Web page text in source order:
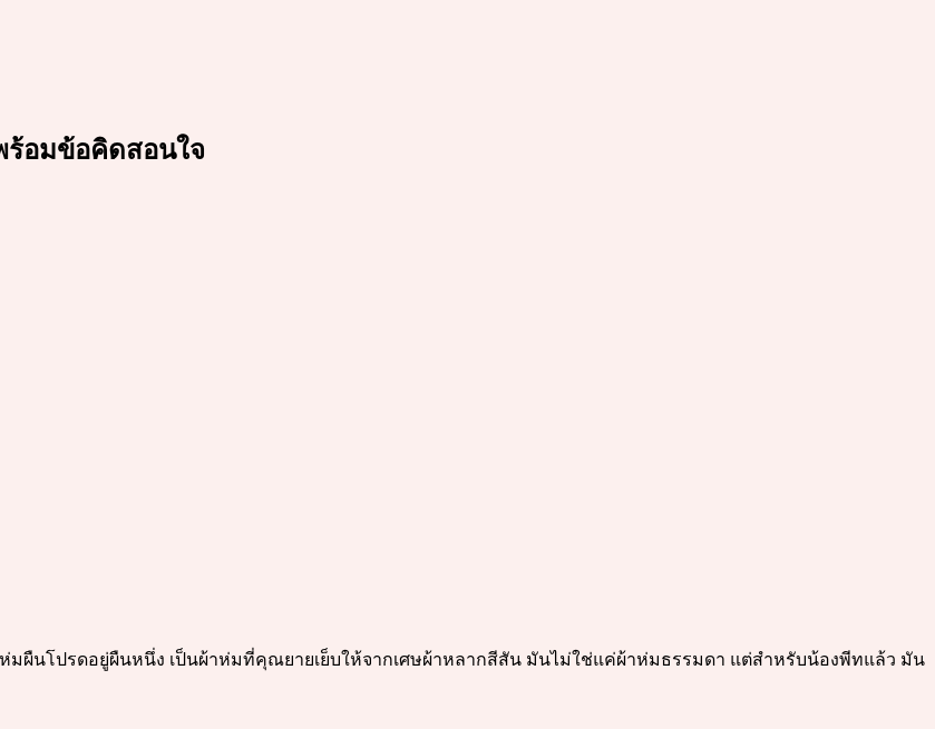
ร้อมข้อคิดสอนใจ
มผืนโปรดอยู่ผืนหนึ่ง เป็นผ้าห่มที่คุณยายเย็บให้จากเศษผ้าหลากสีสัน มันไม่ใช่แค่ผ้าห่มธรรมดา แต่สำหรับน้องพีทแล้ว มัน